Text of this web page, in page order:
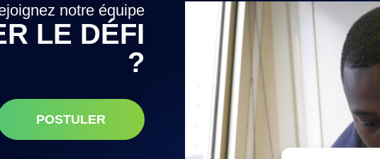
notre équipe
LE DÉFI
?
POSTULER